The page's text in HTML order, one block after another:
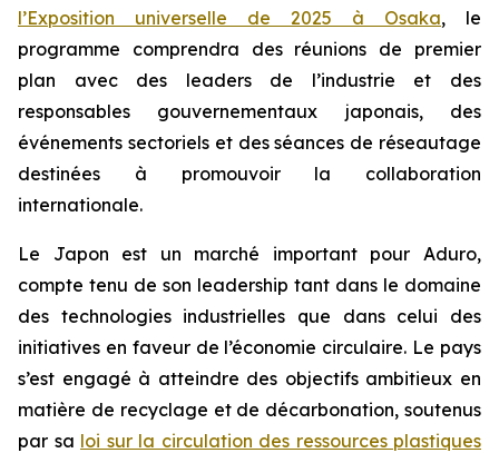
l’Exposition universelle de 2025 à Osaka, le
programme comprendra des réunions de premier
plan avec des leaders de l’industrie et des
responsables gouvernementaux japonais, des
événements sectoriels et des séances de réseautage
destinées à promouvoir la collaboration
internationale.
Le Japon est un marché important pour Aduro,
compte tenu de son leadership tant dans le domaine
des technologies industrielles que dans celui des
initiatives en faveur de l’économie circulaire. Le pays
s’est engagé à atteindre des objectifs ambitieux en
matière de recyclage et de décarbonation, soutenus
par sa loi sur la circulation des ressources plastiques